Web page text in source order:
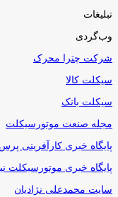
تبلیغات
وب‌گردی
شرکت چترا محرک
سیکلت کالا
سیکلت بانک
مجله صنعت موتورسیکلت
پایگاه خبری کارآفرینی پرس
پایگاه خبری موتورسیکلت
سایت محمدعلی نژادیان